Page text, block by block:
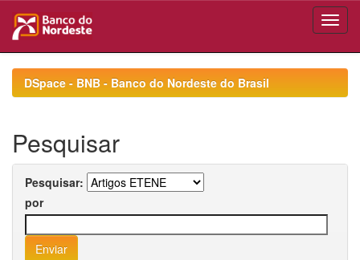
navigationDSpace - BNB - Banco do Nordeste do Brasil
Pesquisar
Pesquisar:
por